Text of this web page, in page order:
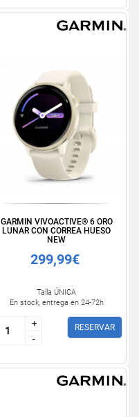
GARMIN VIVOACTIVE® 6 ORO
LUNAR CON CORREA HUESO
NEW
299,99€
Talla ÚNICA
En stock, entrega en 24-72h
+
-
+
-
RESERVAR